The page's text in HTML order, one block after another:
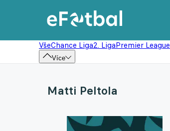
VšeChance Liga2. LigaPremier League
Více
Matti Peltola